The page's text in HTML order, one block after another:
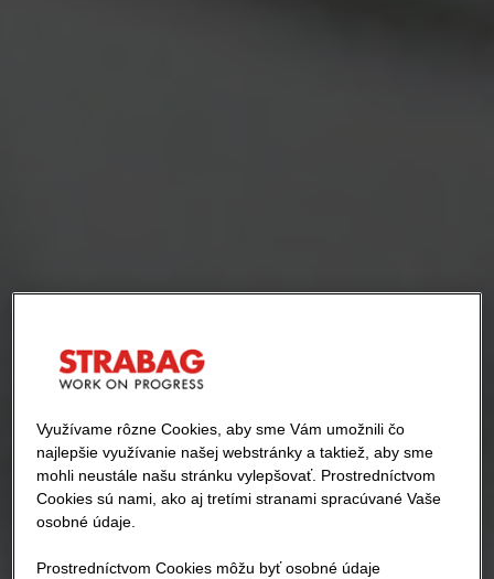
Využívame rôzne Cookies, aby sme Vám umožnili čo
najlepšie využívanie našej webstránky a taktiež, aby sme
mohli neustále našu stránku vylepšovať. Prostredníctvom
Cookies sú nami, ako aj tretími stranami spracúvané Vaše
osobné údaje.
Prostredníctvom Cookies môžu byť osobné údaje